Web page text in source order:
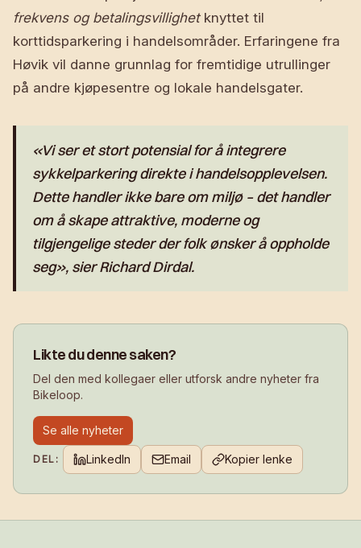
frekvens og betalingsvillighetknyttet til
korttidsparkering i handelsområder. Erfaringene fra
Høvik vil danne grunnlag for fremtidige utrullinger
på andre kjøpesentre og lokale handelsgater.
«Vi ser et stort potensial for å integrere
sykkelparkering direkte i handelsopplevelsen.
Dette handler ikke bare om miljø – det handler
om å skape attraktive, moderne og
tilgjengelige steder der folk ønsker å oppholde
seg», sier Richard Dirdal.
Likte du denne saken?
Del den med kollegaer eller utforsk andre nyheter fra
Bikeloop.
Se alle nyheter
DEL: LinkedIn Email Kopier lenke